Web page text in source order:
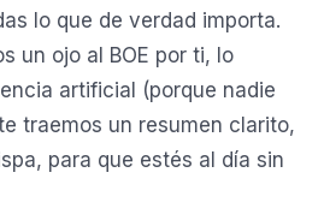
lo que de verdad importa.
un ojo al BOE por ti, lo
artificial (porque nadie
traemos un resumen clarito,
para que estés al día sin